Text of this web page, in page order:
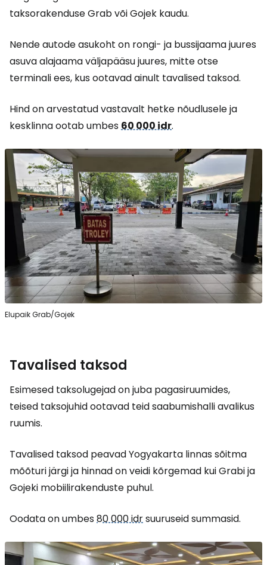
taksorakenduse Grab või Gojek kaudu.
Nende autode asukoht on rongi- ja bussijaama juures
asuva alajaama väljapääsu juures, mitte otse
terminali ees, kus ootavad ainult tavalised taksod.
Hind on arvestatud vastavalt hetke nõudlusele ja
kesklinna ootab umbes60 000 idr.
Elupaik Grab/Gojek
Tavalised taksod
Esimesed taksolugejad on juba pagasiruumides,
teised taksojuhid ootavad teid saabumishalli avalikus
ruumis.
Tavalised taksod peavad Yogyakarta linnas sõitma
mõõturi järgi ja hinnad on veidi kõrgemad kui Grabi ja
Gojeki mobiilirakenduste puhul.
Oodata on umbes80 000 idrsuuruseid summasid.